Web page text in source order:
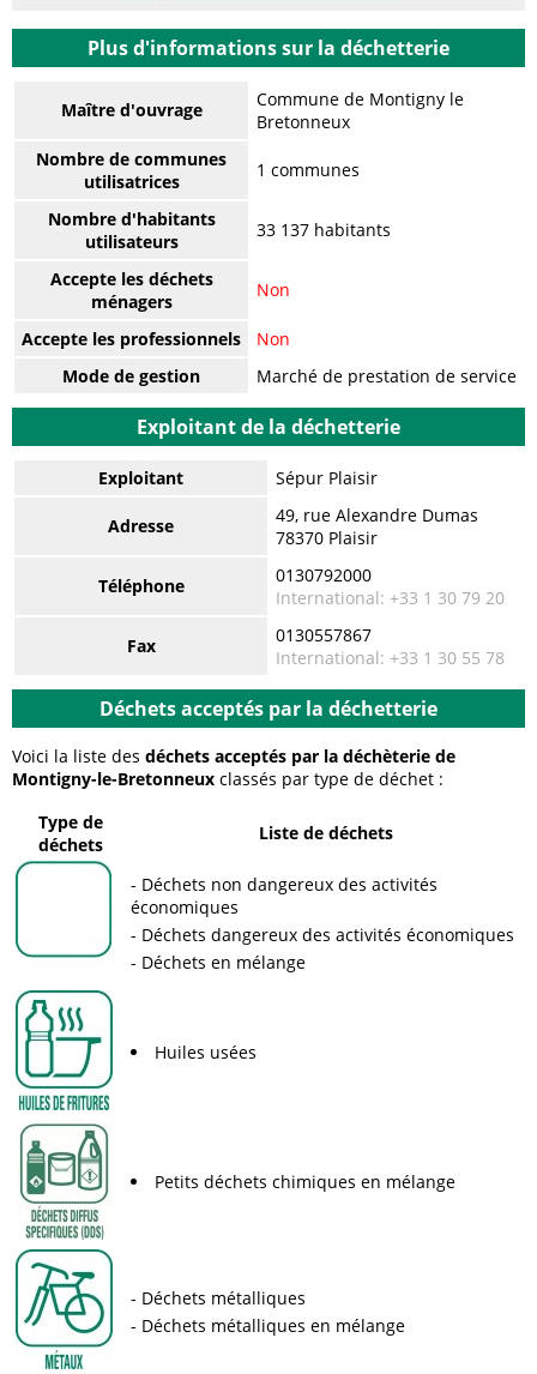
Plus d'informations sur la déchetterie
Maître d'ouvrage
Commune de Montigny le
Bretonneux
Nombre de communes
utilisatrices
1 communes
Nombre d'habitants
utilisateurs
33 137 habitants
Accepte les déchets
ménagers
Non
Accepte les professionnels
Non
Mode de gestion
Marché de prestation de service
Exploitant de la déchetterie
Exploitant Sépur Plaisir
Adresse
49, rue Alexandre Dumas
78370 Plaisir
Téléphone
0130792000
International: +33 1 30 79 20
Fax
0130557867
International: +33 1 30 55 78
Déchets acceptés par la déchetterie
Voici la liste des déchets acceptés par la déchèterie de
Montigny-le-Bretonneux classés par type de déchet :
Type de
déchets
Liste de déchets
Déchets non dangereux des activités
économiques
Déchets dangereux des activités économiques
Déchets en mélange
Huiles usées
Petits déchets chimiques en mélange
Déchets métalliques
Déchets métalliques en mélange